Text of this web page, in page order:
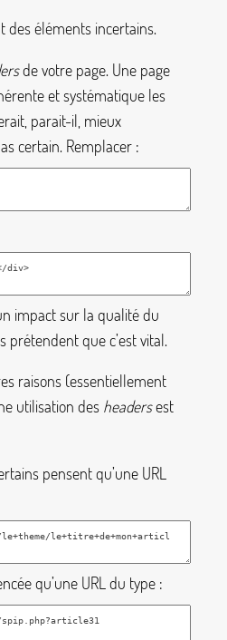
des éléments incertains.
de votre page. Une page
et systématique les
parait-il, mieux
certain. Remplacer :
impact sur la qualité du
prétendent que c’est vital.
raisons (essentiellement
utilisation des headersest
pensent qu’une URL
qu’une URL du type :